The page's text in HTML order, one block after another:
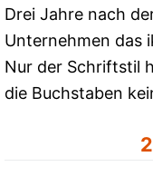
Drei Jahre nach
Unternehmen das
Nur der Schriftstil
die Buchstaben